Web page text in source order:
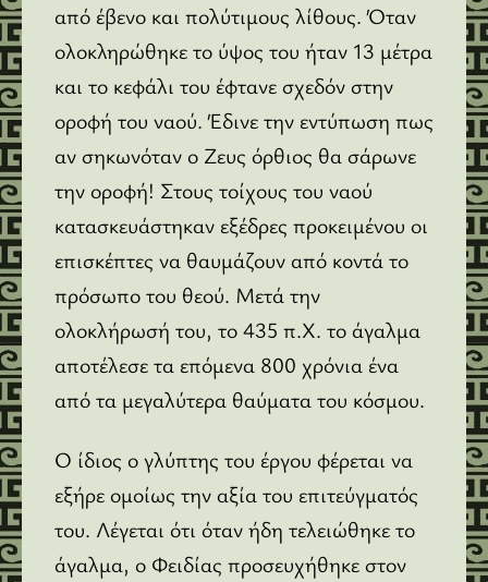
από έβενο και πολύτιμους λίθους. Όταν
ολοκληρώθηκε το ύψος του ήταν 13 μέτρα
και το κεφάλι του έφτανε σχεδόν στην
οροφή του ναού. Έδινε την εντύπωση πως
αν σηκωνόταν ο Ζευς όρθιος θα σάρωνε
την οροφή! Στους τοίχους του ναού
κατασκευάστηκαν εξέδρες προκειμένου οι
επισκέπτες να θαυμάζουν από κοντά το
πρόσωπο του θεού. Μετά την
ολοκλήρωσή του, το 435 π.Χ. το άγαλμα
αποτέλεσε τα επόμενα 800 χρόνια ένα
από τα μεγαλύτερα θαύματα του κόσμου.
Ο ίδιος ο γλύπτης του έργου φέρεται να
εξήρε ομοίως την αξία του επιτεύγματός
του. Λέγεται ότι όταν ήδη τελειώθηκε το
άγαλμα, ο Φειδίας προσευχήθηκε στον